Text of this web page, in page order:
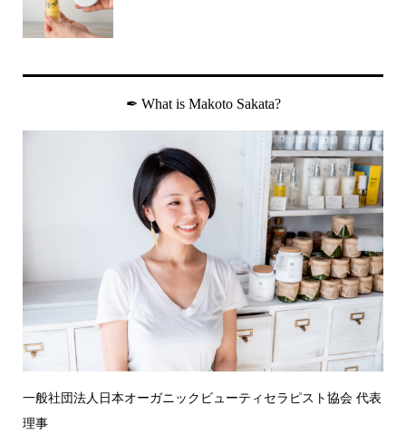
✒︎ What is Makoto Sakata?
一般社団法人日本オーガニックビューティセラピスト協会 代表
理事